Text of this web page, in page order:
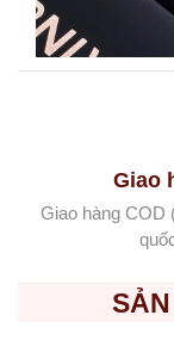
Giao
Giao hàng COD